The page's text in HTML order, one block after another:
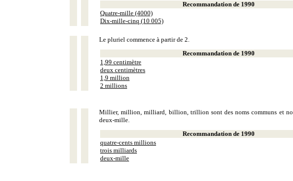
Recommandation de 1990
Quatre-mille (4000)
Dix-mille-cinq (10 005)
Le pluriel commence à partir de 2.
Recommandation de 1990
1,99 centimètre
deux centimètres
1,9 million
2 millions
Millier, million, milliard, billion, trillion sont des noms communs et
deux-mille.
Recommandation de 1990
quatre-cents millions
trois milliards
deux-mille